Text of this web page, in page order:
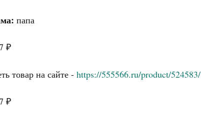
папа
₽
товар на сайте - https://555566.ru/product/524583/
₽